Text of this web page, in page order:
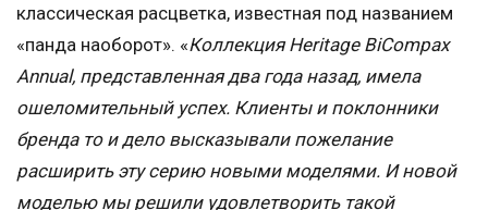
классическая расцветка, известная под названием
«панда наоборот». «Коллекция Heritage BiCompax
Annual, представленная два года назад, имела
ошеломительный успех. Клиенты и поклонники
бренда то и дело высказывали пожелание
расширить эту серию новыми моделями. И новой
моделью мы решили удовлетворить такой